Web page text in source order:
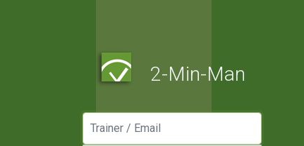
2-Min-Man